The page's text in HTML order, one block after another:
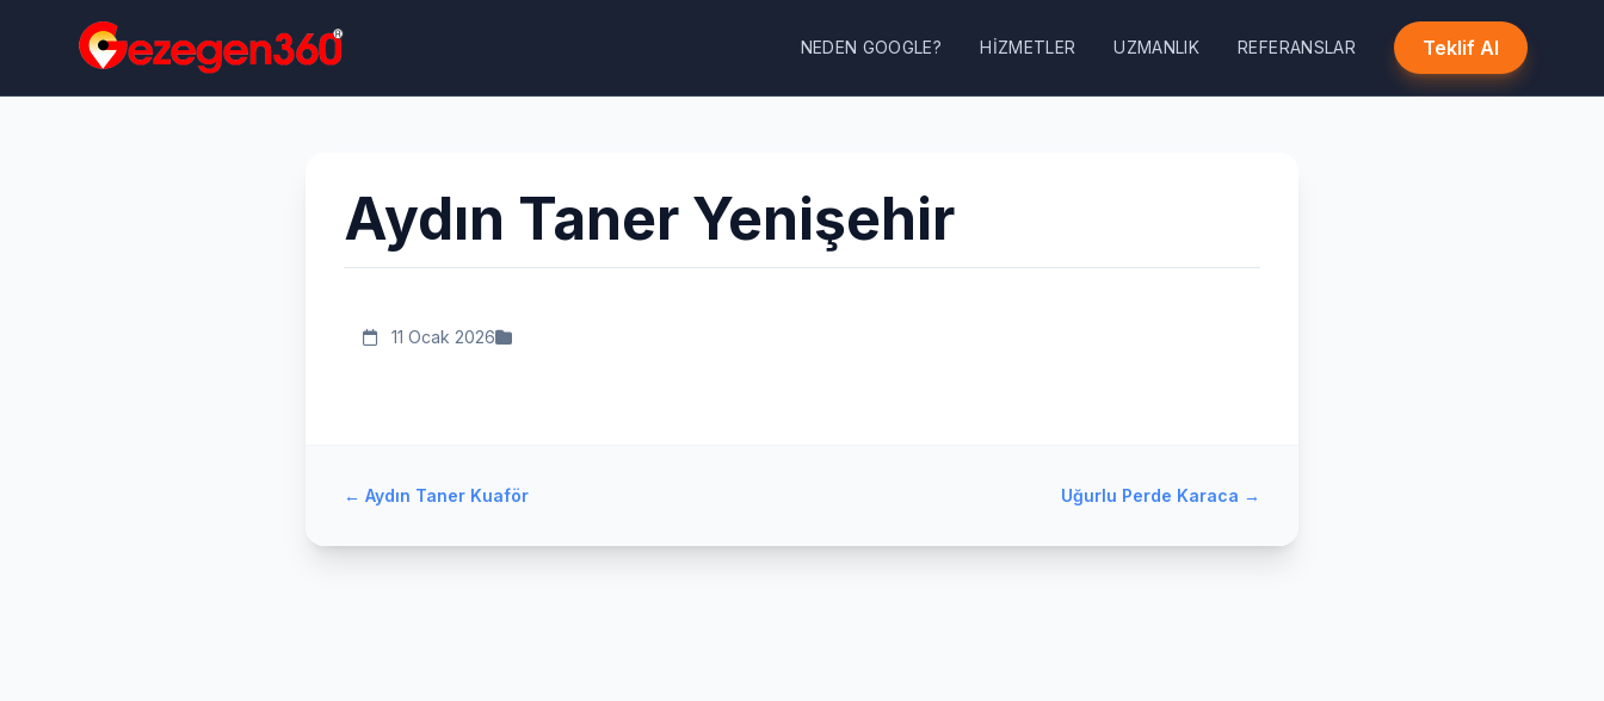
NEDEN GOOGLE? HIZMETLER UZMANLIK REFERANSLAR Teklif Al
Aydın Taner Yenişehir
11 Ocak 2026
← Aydın Taner Kuaför Uğurlu Perde Karaca →